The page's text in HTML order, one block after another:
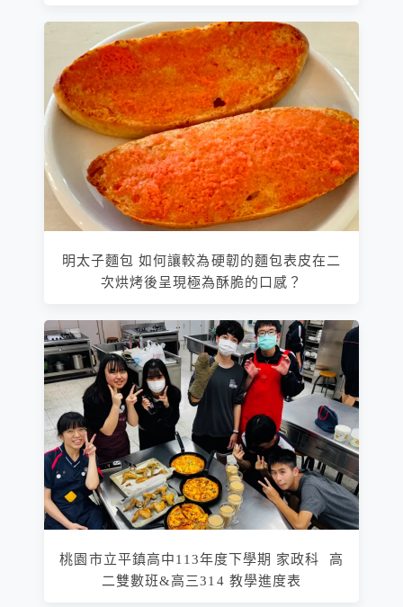
明太子麵包 如何讓較為硬韌的麵包表皮在二
次烘烤後呈現極為酥脆的口感？
桃園市立平鎮高中113年度下學期 家政科 高
二雙數班&高三314 教學進度表